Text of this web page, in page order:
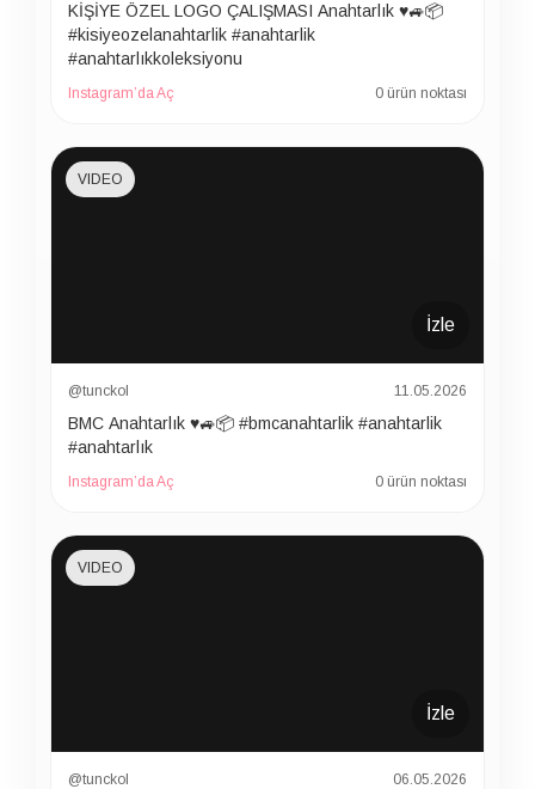
KİŞİYE ÖZEL LOGO ÇALIŞMASI Anahtarlık ♥️🚙📦
#kisiyeozelanahtarlik #anahtarlik
#anahtarlıkkoleksiyonu
Instagram’da Aç 0 ürün noktası
İzle
VIDEO
@tunckol 11.05.2026
BMC Anahtarlık ♥️🚙📦 #bmcanahtarlik #anahtarlik
#anahtarlık
Instagram’da Aç 0 ürün noktası
İzle
VIDEO
@tunckol 06.05.2026